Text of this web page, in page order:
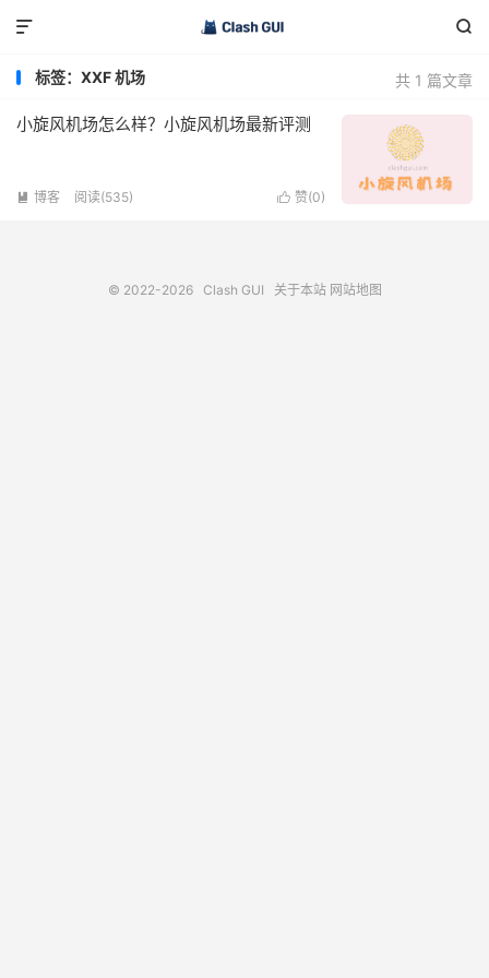


共 1 篇文章
标签：XXF 机场
小旋风机场怎么样？小旋风机场最新评测
 赞(0)
 博客 阅读(535)
© 2022-2026 Clash GUI 关于本站 网站地图